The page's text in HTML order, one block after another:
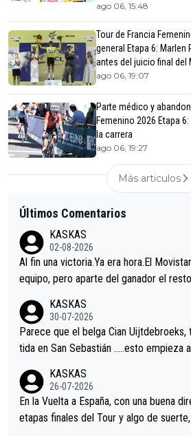
ago 06, 15:48
Tour de Francia
general Etapa 6:
antes del juicio final del
ago 06, 19:07
Parte médico y
Femenino 2026 Etapa
la carrera
ago 06, 19:27
Más articulos
Últimos Comentarios
KASKAS
02-08-2026
Al fin una victoria.Ya era hora.El
equipo, pero aparte del ganador el
s.La única buena noticia es la mejoría
astian.Si en la Vuelta a Burgos sigue la
er alguna sorpresa en la Vuelta.Ojalá.
KASKAS
30-07-2026
Parece que el belga Cian
tida en San Sebastián …..esto empieza
KASKAS
26-07-2026
En la Vuelta a España, con una buena
etapas finales del Tour y algo de